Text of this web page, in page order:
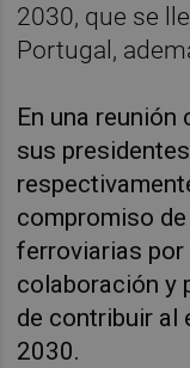
2030, que se
Portugal,
En una reunión
sus
compromiso
ferroviarias
colaboración y
de contribuir al
2030.